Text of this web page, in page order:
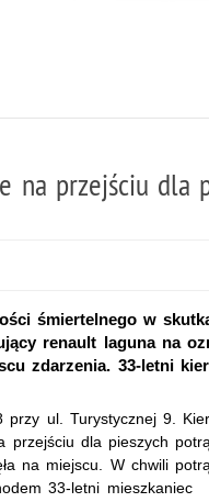
na przejściu dla
śmiertelnego w
renault laguna na
zdarzenia. 33-letni
ul. Turystycznej 9.
dla pieszych
na miejscu. W chwili
33-letni mieszkaniec